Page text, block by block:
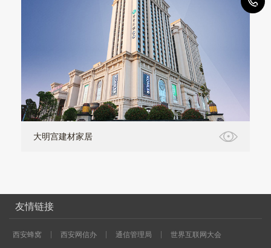
大明宫建材家居
友情链接
西安蜂窝 西安网信办 通信管理局 世界互联网大会